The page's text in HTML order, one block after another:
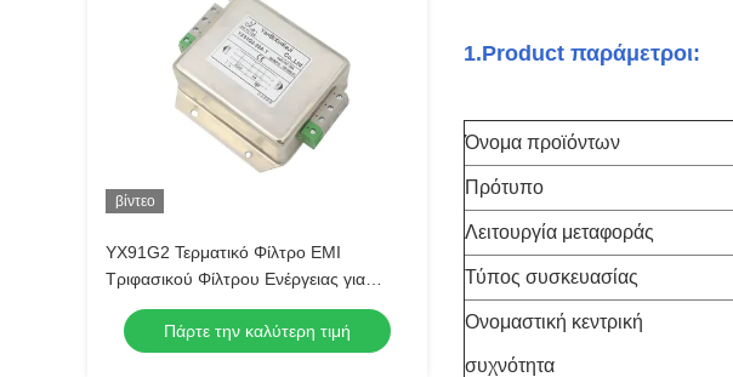
βίντεο
YX91G2 Τερματικό Φίλτρο ΕΜΙ
Τριφασικού Φίλτρου Ενέργειας για
Βιομηχανική Αυτοματοποίηση
Πάρτε την καλύτερη τιμή
1.Product παράμετροι:
Όνομα προϊόντων
Πρότυπο
Λειτουργία μεταφοράς
Τύπος συσκευασίας
Ονομαστική κεντρική
συχνότητα